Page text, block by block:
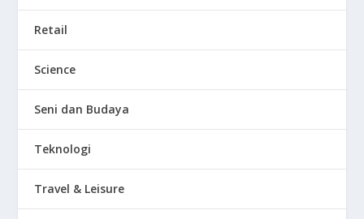
Retail
Science
Seni dan Budaya
Teknologi
Travel & Leisure